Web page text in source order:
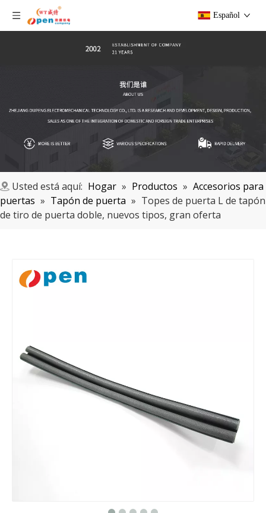
Español
Usted está aquí: Hogar » Productos » Accesorios para
puertas » Tapón de puerta » Topes de puerta L de tapón
de tiro de puerta doble, nuevos tipos, gran oferta